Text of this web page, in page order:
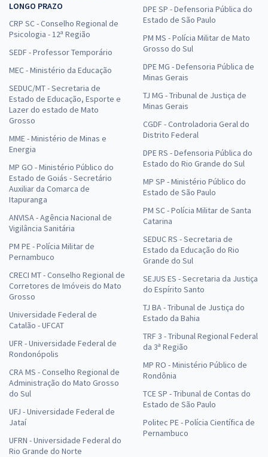
LONGO PRAZO
CRP SC - Conselho Regional de
Psicologia - 12ª Região
SEDF - Professor Temporário
MEC - Ministério da Educação
SEDUC/MT - Secretaria de
Estado de Educação, Esporte e
Lazer do estado de Mato
Grosso
MME - Ministério de Minas e
Energia
MP GO - Ministério Público do
Estado de Goiás - Secretário
Auxiliar da Comarca de
Itapuranga
ANVISA - Agência Nacional de
Vigilância Sanitária
PM PE - Polícia Militar de
Pernambuco
CRECI MT - Conselho Regional de
Corretores de Imóveis do Mato
Grosso
Universidade Federal de
Catalão - UFCAT
UFR - Universidade Federal de
Rondonópolis
CRA MS - Conselho Regional de
Administração do Mato Grosso
do Sul
UFJ - Universidade Federal de
Jataí
UFRN - Universidade Federal do
Rio Grande do Norte
DPE SP - Defensoria Pública do
Estado de São Paulo
PM MS - Polícia Militar de Mato
Grosso do Sul
DPE MG - Defensoria Pública de
Minas Gerais
TJ MG - Tribunal de Justiça de
Minas Gerais
CGDF - Controladoria Geral do
Distrito Federal
DPE RS - Defensoria Pública do
Estado do Rio Grande do Sul
MP SP - Ministério Público do
Estado de São Paulo
PM SC - Polícia Militar de Santa
Catarina
SEDUC RS - Secretaria de
Estado da Educação do Rio
Grande do Sul
SEJUS ES - Secretaria da Justiça
do Espírito Santo
TJ BA - Tribunal de Justiça do
Estado da Bahia
TRF 3 - Tribunal Regional Federal
da 3ª Região
MP RO - Ministério Público de
Rondônia
TCE SP - Tribunal de Contas do
Estado de São Paulo
Politec PE - Polícia Científica de
Pernambuco